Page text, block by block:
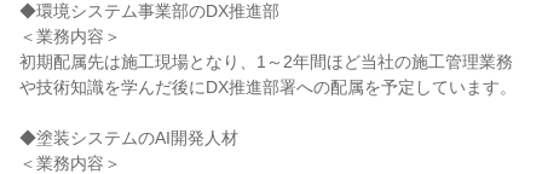
◆環境システム事業部のDX推進部
＜業務内容＞
初期配属先は施工現場となり、1～2年間ほど当社の施工管理業務
や技術知識を学んだ後にDX推進部署への配属を予定しています。
◆塗装システムのAI開発人材
＜業務内容＞